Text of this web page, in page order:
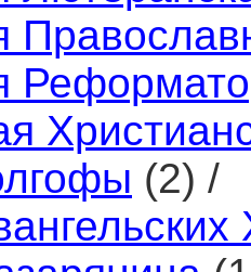
(2) /